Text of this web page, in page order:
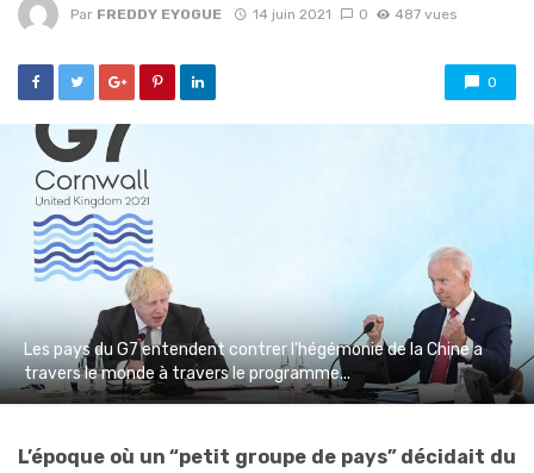
Par FREDDY EYOGUE 14 juin 2021 0 487 vues
0
Les pays du G7 entendent contrer l'hégémonie de la Chine a
travers le monde à travers le programme...
L’époque où un “petit groupe de pays” décidait du